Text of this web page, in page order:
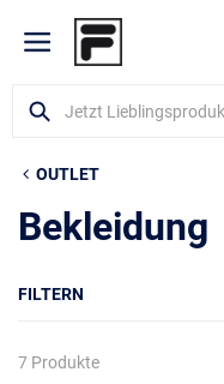
OUTLET
Bekleidung
FILTERN
7 Produkte